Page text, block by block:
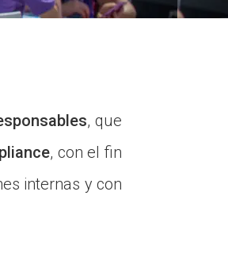
, que
, con el fin
internas y con